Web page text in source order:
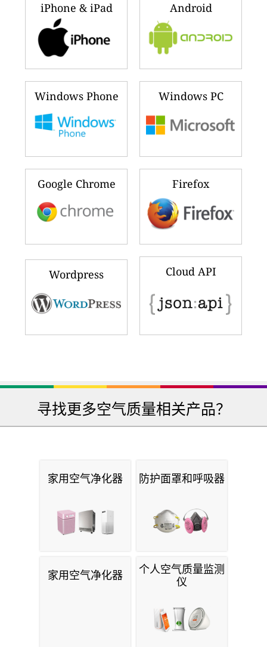
iPhone & iPad Android
Windows Phone Windows PC
Google Chrome Firefox
Wordpress Cloud API
寻找更多空气质量相关产品？
家用空气净化器 防护面罩和呼吸器
家用空气净化器
个人空气质量监测
仪